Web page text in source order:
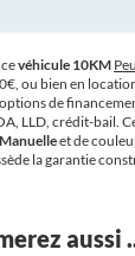
véhicule 10KM
, ou bien en
de
LLD, crédit-bail.
Manuelleet de
la garantie
aussi